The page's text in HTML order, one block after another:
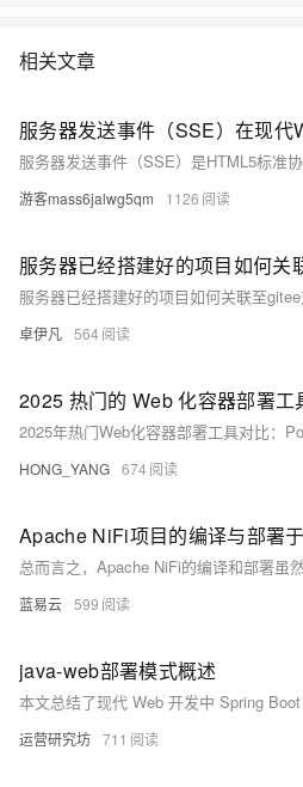
相关文章
服务器发送事件（SSE）在现代
游客mass6jalwg5qm 1126
卓伊凡 564
HONG_YANG 674
Apache NiFi项目的编译与部署
蓝易云 599
java-web部署模式概述
运营研究坊 711